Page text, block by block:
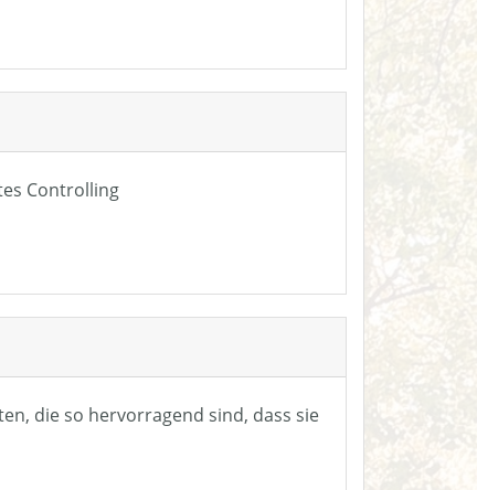
Controlling
die so hervorragend sind, dass sie